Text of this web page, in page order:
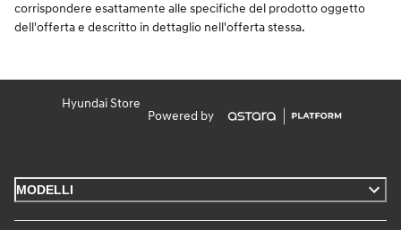
corrispondere esattamente alle specifiche del prodotto oggetto
dell'offerta e descritto in dettaglio nell'offerta stessa.
Hyundai Store
Powered by
MODELLI